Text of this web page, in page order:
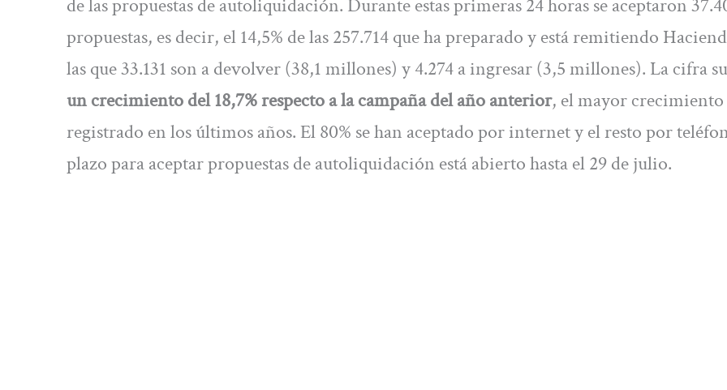
de las propuestas de autoliquidación. Durante estas primeras 24 horas se aceptaron
propuestas, es decir, el 14,5% de las 257.714 que ha preparado y está remitiendo
las que 33.131 son a devolver (38,1 millones) y 4.274 a ingresar (3,5 millones). La cifra
un crecimiento del 18,7% respecto a la campaña del año anterior, el mayor crecimiento
registrado en los últimos años. El 80% se han aceptado por internet y el resto por
plazo para aceptar propuestas de autoliquidación está abierto hasta el 29 de julio.